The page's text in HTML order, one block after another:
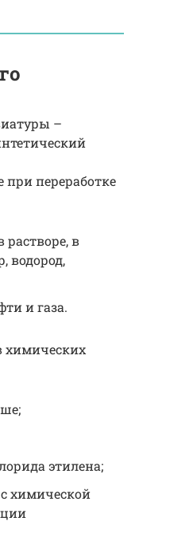
–
переработке
в
водород,
и газа.
химических
этилена;
химической